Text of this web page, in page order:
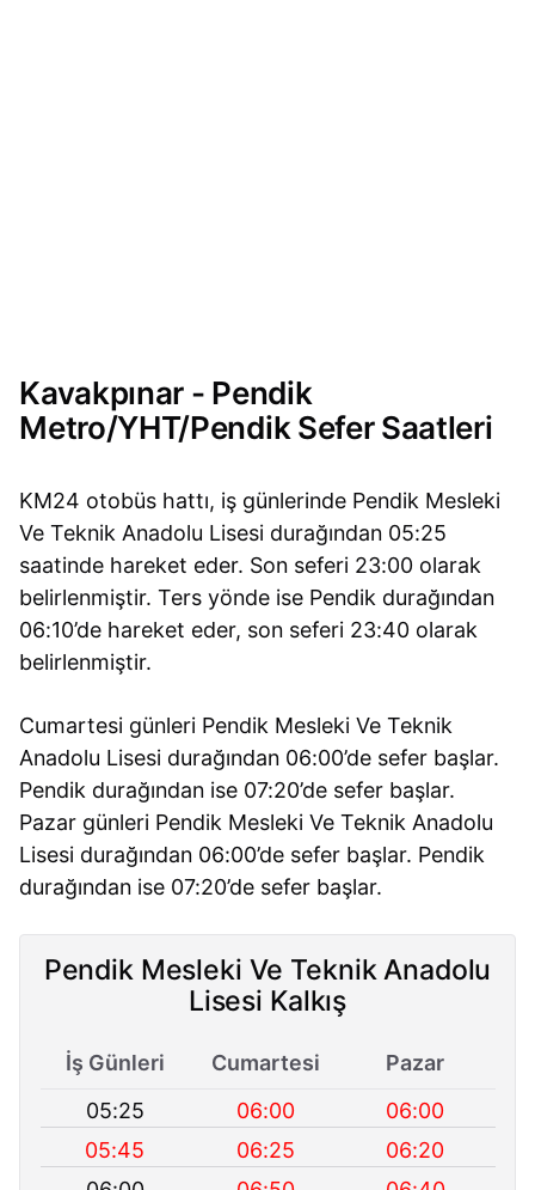
Kavakpınar - Pendik
Metro/YHT/Pendik Sefer Saatleri
KM24 otobüs hattı, iş günlerinde Pendik Mesleki
Ve Teknik Anadolu Lisesi durağından 05:25
saatinde hareket eder. Son seferi 23:00 olarak
belirlenmiştir. Ters yönde ise Pendik durağından
06:10’de hareket eder, son seferi 23:40 olarak
belirlenmiştir.
Cumartesi günleri Pendik Mesleki Ve Teknik
Anadolu Lisesi durağından 06:00’de sefer başlar.
Pendik durağından ise 07:20’de sefer başlar.
Pazar günleri Pendik Mesleki Ve Teknik Anadolu
Lisesi durağından 06:00’de sefer başlar. Pendik
durağından ise 07:20’de sefer başlar.
Pendik Mesleki Ve Teknik Anadolu
Lisesi Kalkış
İş Günleri Cumartesi
Pazar
05:25
06:00
06:00
05:45
06:25
06:20